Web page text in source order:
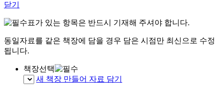
닫기
표가 있는 항목은 반드시 기재해 주셔야 합니다.
동일자료를 같은 책장에 담을 경우 담은 시점만 최신으로 수정
됩니다.
책장선택
새 책장 만들어 자료 담기